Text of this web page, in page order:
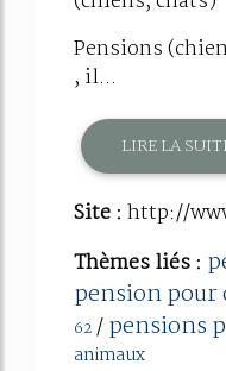
Pensions
, il...
LIRE LA
Site : http://
Thèmes liés :
pension pour
62/pensions
animaux